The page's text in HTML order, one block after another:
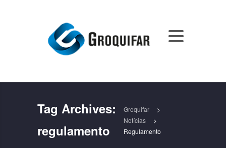
Tag Archives:
regulamento
Groquifar
>
Notícias
>
Regulamento